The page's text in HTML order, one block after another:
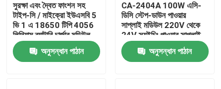
সুরক্ষা এবং দ্বৈত ফাংশন সহ
টাইপ-সি / মাইক্রো ইউএসবি 5
ভি 1 এ 18650 টিপি 4056
লিথিয়াম ব্যাটারি চার্জার মডিউল
অনুসন্ধান পাঠান
CA-2404A 100W এসি-
ডিসি স্টেপ-ডাউন পাওয়ার
সাপ্লাই মডিউল 220V থেকে
24V স্যুইচিং পাওয়ার সাপ্লাই
অনুসন্ধান পাঠান